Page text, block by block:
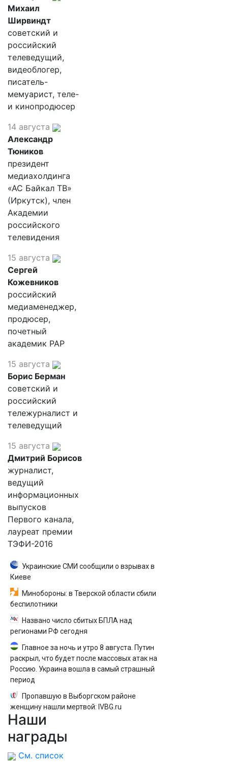
Михаил
Ширвиндт
советский и
российский
телеведущий,
видеоблогер,
писатель-
мемуарист, теле-
и кинопродюсер
14 августа
Александр
Тюников
президент
медиахолдинга
«АС Байкал ТВ»
(Иркутск), член
Академии
российского
телевидения
15 августа
Сергей
Кожевников
российский
медиаменеджер,
продюсер,
почетный
академик РАР
15 августа
Борис Берман
советский и
российский
тележурналист и
телеведущий
15 августа
Дмитрий Борисов
журналист,
ведущий
информационных
выпусков
Первого канала,
лауреат премии
ТЭФИ-2016
Украинские СМИ сообщили о взрывах в
Киеве
Минобороны: в Тверской области сбили
беспилотники
Названо число сбитых БПЛА над
регионами РФ сегодня
Главное за ночь и утро 8 августа. Путин
раскрыл, что будет после массовых атак на
Россию. Украина вошла в самый страшный
период
Пропавшую в Выборгском районе
женщину нашли мертвой: IVBG.ru
Наши
награды
См. список